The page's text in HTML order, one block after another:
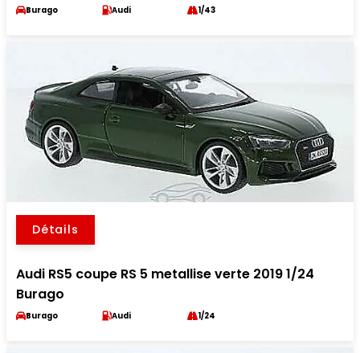
Burago Audi 1/43
Détails
Audi RS5 coupe RS 5 metallise verte 2019 1/24
Burago
Burago Audi 1/24